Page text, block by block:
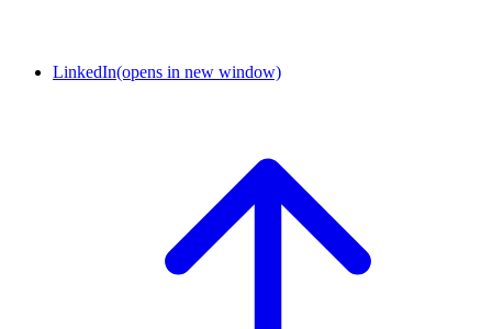
LinkedIn(opens in new window)